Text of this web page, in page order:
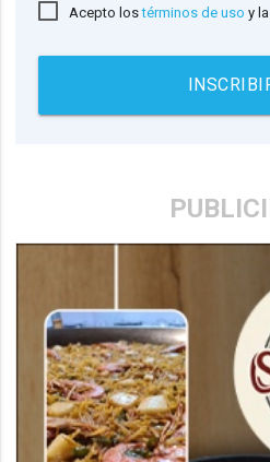
Acepto lostérminos de uso y